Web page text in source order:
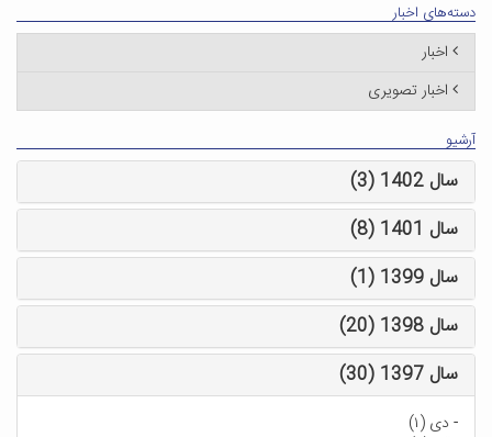
دسته‌های اخبار
اخبار
اخبار تصویری
آرشیو
سال 1402 (3)
سال 1401 (8)
سال 1399 (1)
سال 1398 (20)
سال 1397 (30)
- دی (۱)